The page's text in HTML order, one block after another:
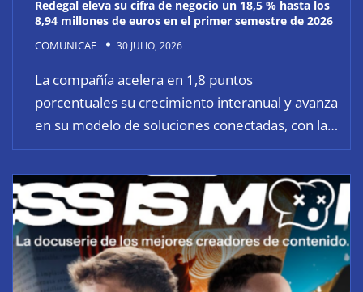
Redegal eleva su cifra de negocio un 18,5 % hasta los
8,94 millones de euros en el primer semestre de 2026
COMUNICAE 30 JULIO, 2026
La compañía acelera en 1,8 puntos
porcentuales su crecimiento interanual y avanza
en su modelo de soluciones conectadas, con la…